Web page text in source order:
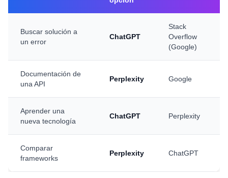
Buscar solución a
un error
ChatGPT
Stack
Overflow
(Google)
Documentación de
una API
Perplexity Google
Aprender una
nueva tecnología
ChatGPT Perplexity
Comparar
frameworks
Perplexity ChatGPT